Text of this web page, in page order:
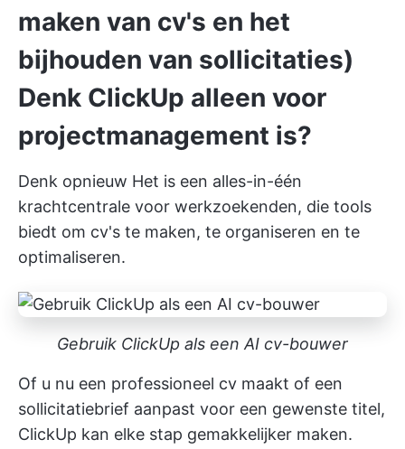
maken van cv's en het
bijhouden van sollicitaties)
Denk ClickUp alleen voor
projectmanagement is?
Denk opnieuw Het is een alles-in-één
krachtcentrale voor werkzoekenden, die tools
biedt om cv's te maken, te organiseren en te
optimaliseren.
Gebruik ClickUp als een AI cv-bouwer
Of u nu een professioneel cv maakt of een
sollicitatiebrief aanpast voor een gewenste titel,
ClickUp kan elke stap gemakkelijker maken.